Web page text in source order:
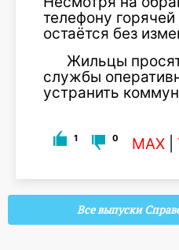
телефону
остаётся без
Жильцы
службы
устранить
1 0 MAX
Все выпуски